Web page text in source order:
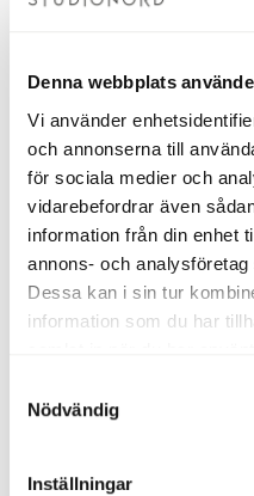
Denna webbplats
Vi använder
och annonserna till
för sociala medier och
vidarebefordrar även
information från din enhet
annons- och
Dessa kan i sin tur
information som du har
Nödvändig
Inställningar
Handdukskrok Ines Krom
Svart Läder
120 kr
Lägg i varukorgen